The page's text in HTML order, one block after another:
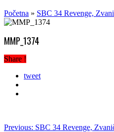
Početna » SBC 34 Revenge,
MMP_1374
Share !
tweet
Previous: SBC 34 Revenge,